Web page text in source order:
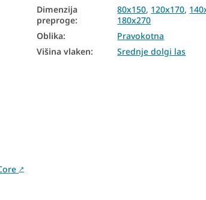
↗
Dimenzija
preproge:
80x150, 120x170,
180x270
Oblika:
Pravokotna
Višina vlaken: Srednje dolgi las